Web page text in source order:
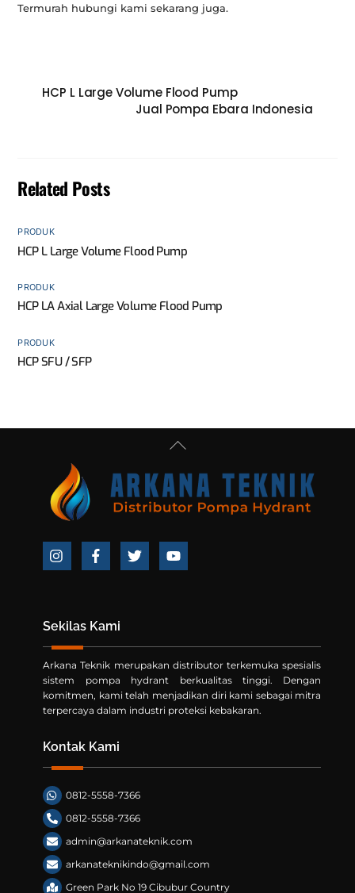
Termurah hubungi kami sekarang juga.
HCP L Large Volume Flood Pump
Jual Pompa Ebara Indonesia
Related Posts
PRODUK
HCP L Large Volume Flood Pump
PRODUK
HCP LA Axial Large Volume Flood Pump
PRODUK
HCP SFU / SFP
Back
Top
Icon
Icon
Icon
Icon
Sekilas Kami
Arkana Teknik merupakan distributor terkemuka spesialis
sistem pompa hydrant berkualitas tinggi. Dengan
komitmen, kami telah menjadikan diri kami sebagai mitra
terpercaya dalam industri proteksi kebakaran.
Kontak Kami
0812-5558-7366
0812-5558-7366
admin@arkanateknik.com
arkanateknikindo@gmail.com
Green Park No 19 Cibubur Country